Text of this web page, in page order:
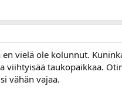
vielä ole kolunnut.
taukopaikkaa.
vähän vajaa.